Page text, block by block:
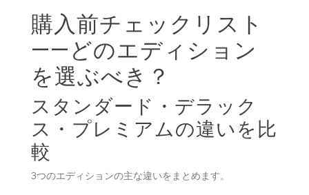
購入前チェックリスト
——どのエディション
を選ぶべき？
スタンダード・デラック
ス・プレミアムの違いを比
較
3つのエディションの主な違いをまとめます。